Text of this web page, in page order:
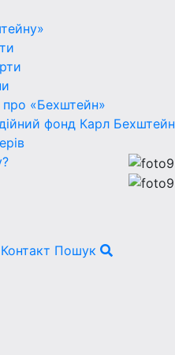
про «Бехштейн»
фонд Карл Бехштейн
Контакт Пошук